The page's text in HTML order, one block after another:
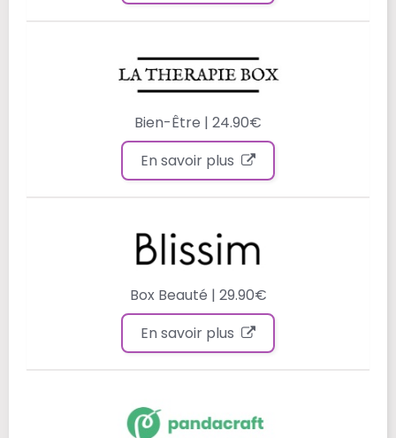
Bien-Être | 24.90€
En savoir plus
Box Beauté | 29.90€
En savoir plus